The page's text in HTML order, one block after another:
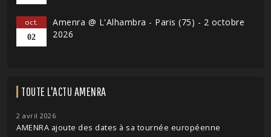
oct.
02
Amenra @ L'Alhambra - Paris (75) - 2 octobre
2026
TOUTE L'ACTU AMENRA
2 avril 2026
AMENRA ajoute des dates à sa tournée européenne